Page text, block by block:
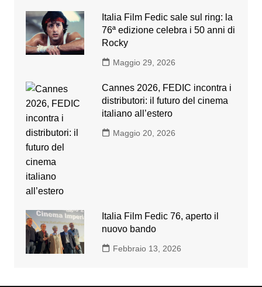
Italia Film Fedic sale sul ring: la
76ª edizione celebra i 50 anni di
Rocky
Maggio 29, 2026
Cannes 2026, FEDIC incontra i
distributori: il futuro del cinema
italiano all’estero
Maggio 20, 2026
Italia Film Fedic 76, aperto il
nuovo bando
Febbraio 13, 2026